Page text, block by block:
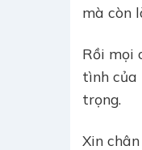
mà còn
Rồi mọi
tình của
trọng.
Xin